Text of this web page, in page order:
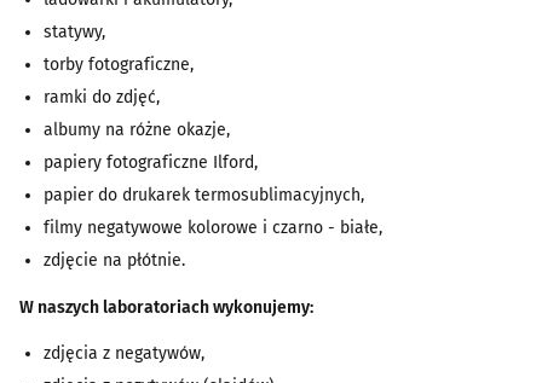
statywy,
torby fotograficzne,
ramki do zdjęć,
albumy na różne okazje,
papiery fotograficzne Ilford,
papier do drukarek termosublimacyjnych,
filmy negatywowe kolorowe i czarno - białe,
zdjęcie na płótnie.
W naszych laboratoriach wykonujemy:
zdjęcia z negatywów,